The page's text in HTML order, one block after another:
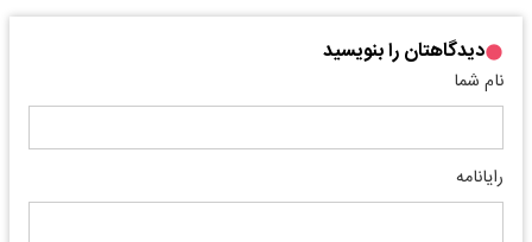
دیدگاهتان را بنویسید
نام شما
رایانامه